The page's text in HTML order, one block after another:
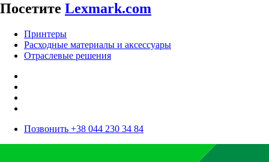
Посетите Lexmark.com
Принтеры
Расходные материалы и аксессуары
Отраслевые решения
Позвонить +38 044 230 34 84